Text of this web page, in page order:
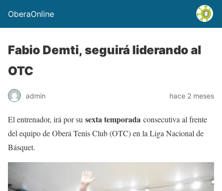
OberaOnline
Fabio Demti, seguirá liderando al
OTC
admin hace 2 meses
El entrenador, irá por su sexta temporada consecutiva al frente
del equipo de Oberá Tenis Club (OTC) en la Liga Nacional de
Básquet.